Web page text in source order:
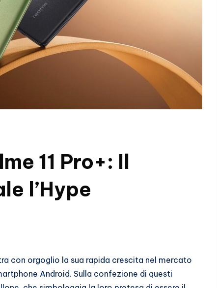
11 Pro+: Il
l’Hype
con orgoglio la sua rapida crescita nel mercato
Android. Sulla confezione di questi